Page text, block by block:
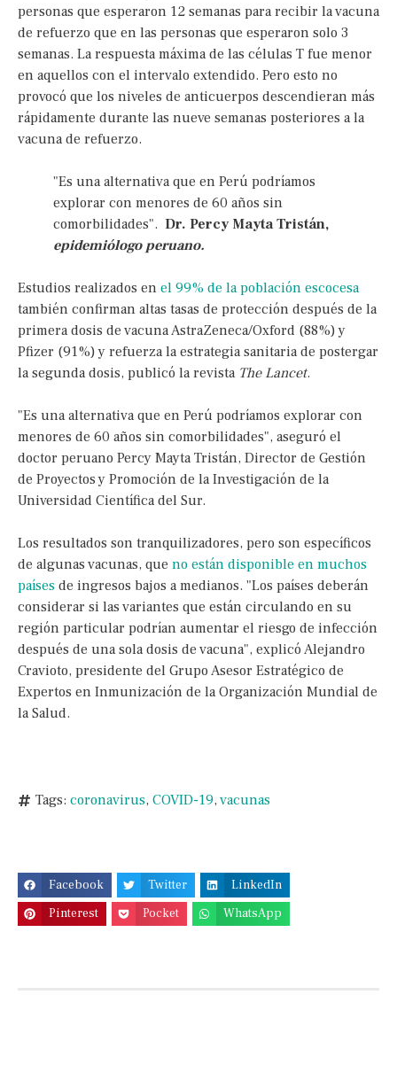
personas que esperaron 12 semanas para recibir la vacuna
de refuerzo que en las personas que esperaron solo 3
semanas. La respuesta máxima de las células T fue menor
en aquellos con el intervalo extendido. Pero esto no
provocó que los niveles de anticuerpos descendieran más
rápidamente durante las nueve semanas posteriores a la
vacuna de refuerzo.
"Es una alternativa que en Perú podríamos
explorar con menores de 60 años sin
comorbilidades". Dr. Percy Mayta Tristán,
epidemiólogo peruano.
Estudios realizados en el 99% de la población escocesa
también confirman altas tasas de protección después de la
primera dosis de vacuna AstraZeneca/Oxford (88%) y
Pfizer (91%) y refuerza la estrategia sanitaria de postergar
la segunda dosis, publicó la revista The Lancet.
"Es una alternativa que en Perú podríamos explorar con
menores de 60 años sin comorbilidades", aseguró el
doctor peruano Percy Mayta Tristán, Director de Gestión
de Proyectos y Promoción de la Investigación de la
Universidad Científica del Sur.
Los resultados son tranquilizadores, pero son específicos
de algunas vacunas, que no están disponible en muchos
países de ingresos bajos a medianos. "Los países deberán
considerar si las variantes que están circulando en su
región particular podrían aumentar el riesgo de infección
después de una sola dosis de vacuna", explicó Alejandro
Cravioto, presidente del Grupo Asesor Estratégico de
Expertos en Inmunización de la Organización Mundial de
la Salud.
Tags: coronavirus, COVID-19, vacunas
Facebook Twitter
LinkedIn
Pinterest
Pocket WhatsApp